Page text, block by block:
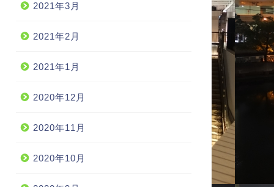
2021年3月
2021年2月
2021年1月
2020年12月
2020年11月
2020年10月